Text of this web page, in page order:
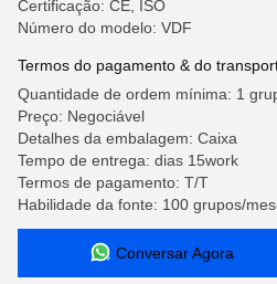
Certificação: CE, ISO
Número do modelo: VDF
Termos do pagamento & do
Quantidade de ordem mínima: 1
Preço: Negociável
Detalhes da embalagem: Caixa
Tempo de entrega: dias 15work
Termos de pagamento: T/T
Habilidade da fonte: 100 grupos/
Conversar Agora